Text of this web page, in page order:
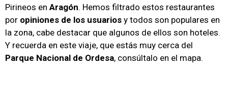
Pirineos en Aragón. Hemos filtrado estos restaurantes
por opiniones de los usuarios y todos son populares en
la zona, cabe destacar que algunos de ellos son hoteles.
Y recuerda en este viaje, que estás muy cerca del
Parque Nacional de Ordesa, consúltalo en el mapa.